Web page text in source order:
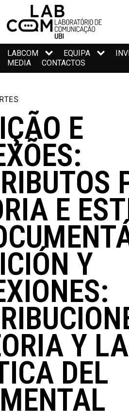
LABCOM EQUIPA
MEDIA
CONTACTOS
E
E
Y
Y LA
DEL